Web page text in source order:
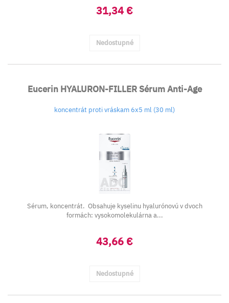
31,34 €
Nedostupné
Eucerin HYALURON-FILLER Sérum Anti-Age
koncentrát proti vráskam 6x5 ml (30 ml)
Sérum, koncentrát. Obsahuje kyselinu hyalurónovú v dvoch
formách: vysokomolekulárna a...
43,66 €
Nedostupné